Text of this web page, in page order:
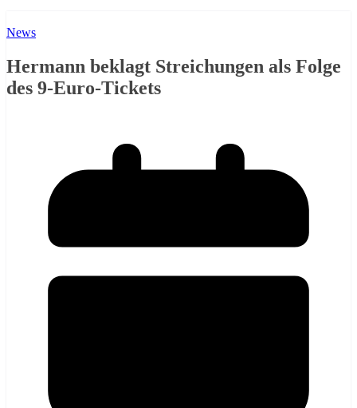
News
Hermann beklagt Streichungen als Folge
des 9-Euro-Tickets